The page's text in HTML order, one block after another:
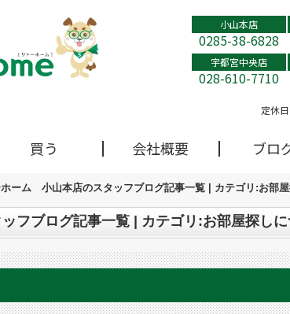
小山本店
0285-38-6828
宇都宮中央店
028-610-7710
定休日
買う 会社概要 ブロ
ーム 小山本店のスタッフブログ記事一覧 | カテゴリ:お部
フブログ記事一覧 | カテゴリ:お部屋探しに